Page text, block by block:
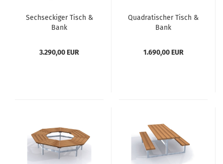
Sechseckiger Tisch &
Bank
3.290,00 EUR
Quadratischer Tisch &
Bank
1.690,00 EUR